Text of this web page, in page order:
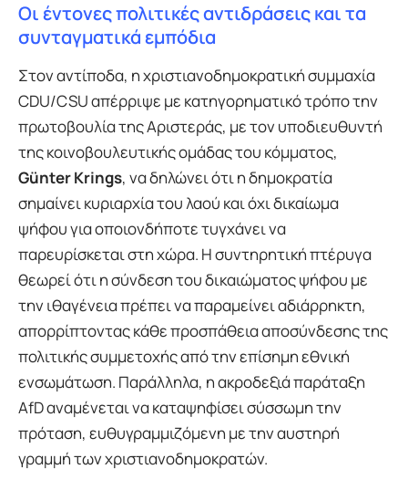
Οι έντονες πολιτικές αντιδράσεις και τα
συνταγματικά εμπόδια
Στον αντίποδα, η χριστιανοδημοκρατική συμμαχία
CDU/CSU απέρριψε με κατηγορηματικό τρόπο την
πρωτοβουλία της Αριστεράς, με τον υποδιευθυντή
της κοινοβουλευτικής ομάδας του κόμματος,
Günter Krings, να δηλώνει ότι η δημοκρατία
σημαίνει κυριαρχία του λαού και όχι δικαίωμα
ψήφου για οποιονδήποτε τυγχάνει να
παρευρίσκεται στη χώρα. Η συντηρητική πτέρυγα
θεωρεί ότι η σύνδεση του δικαιώματος ψήφου με
την ιθαγένεια πρέπει να παραμείνει αδιάρρηκτη,
απορρίπτοντας κάθε προσπάθεια αποσύνδεσης της
πολιτικής συμμετοχής από την επίσημη εθνική
ενσωμάτωση. Παράλληλα, η ακροδεξιά παράταξη
AfD αναμένεται να καταψηφίσει σύσσωμη την
πρόταση, ευθυγραμμιζόμενη με την αυστηρή
γραμμή των χριστιανοδημοκρατών.